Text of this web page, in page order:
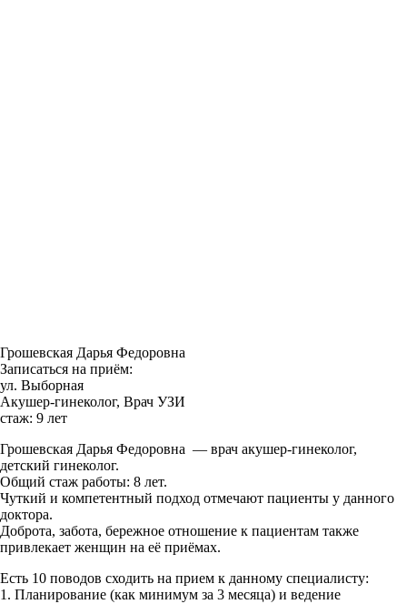
Грошевская Дарья Федоровна
Записаться на приём:
ул. Выборная
Акушер-гинеколог, Врач УЗИ
стаж: 9 лет
Грошевская Дарья Федоровна — врач акушер-гинеколог,
детский гинеколог.
Общий стаж работы: 8 лет.
Чуткий и компетентный подход отмечают пациенты у данного
доктора.
Доброта, забота, бережное отношение к пациентам также
привлекает женщин на её приёмах.
Есть 10 поводов сходить на прием к данному специалисту:
1. Планирование (как минимум за 3 месяца) и ведение